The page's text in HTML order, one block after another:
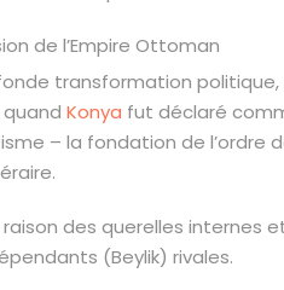
de l’Empire Ottoman
transformation politique,
quand Konya fut déclaré
– la fondation de l’ordre
des querelles internes
(Beylik) rivales.